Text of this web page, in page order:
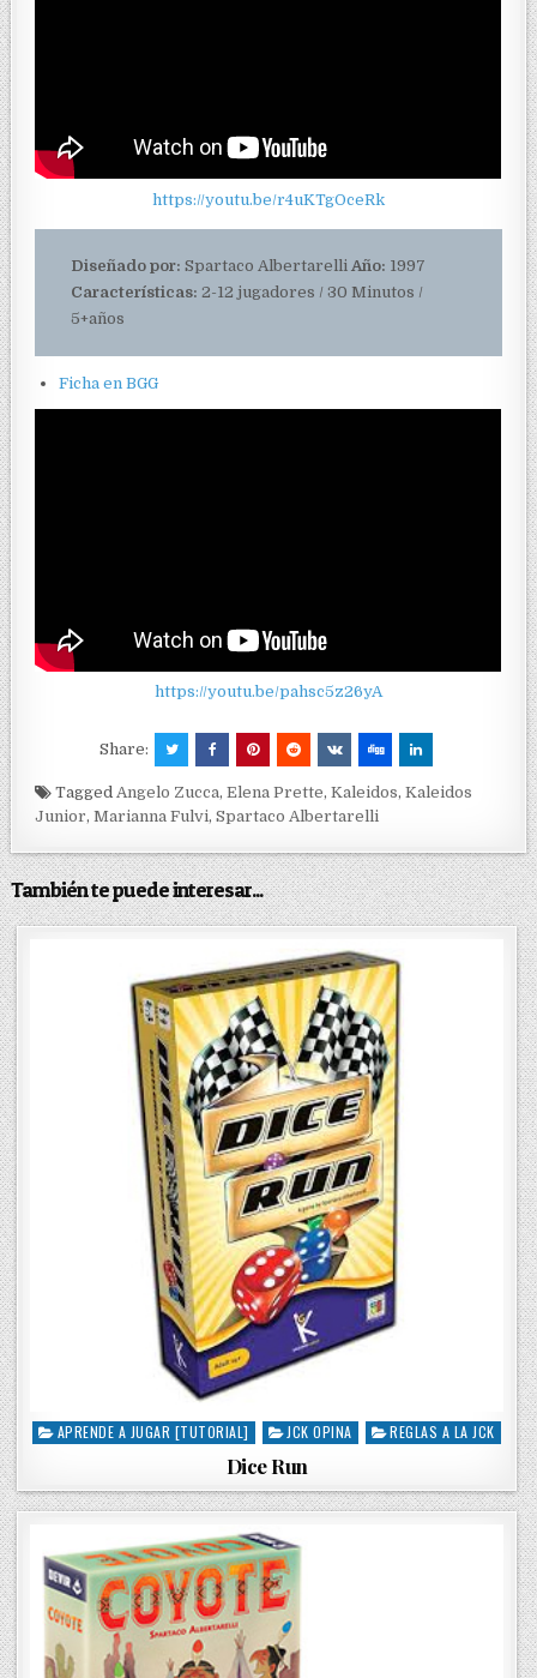
https://youtu.be/r4uKTgOceRk
Diseñado por:Spartaco Albertarelli Año: 1997
Características: 2-12 jugadores / 30 Minutos /
5+años
Ficha en BGG
https://youtu.be/pahsc5z26yA
Share:
Tagged Angelo Zucca,Elena Prette,Kaleidos,Kaleidos
Junior,Marianna Fulvi,Spartaco Albertarelli
También te puede interesar...
P
t
APRENDE A JUGAR [TUTORIAL] JCK OPINA REGLAS A LA JCK
Dice Run